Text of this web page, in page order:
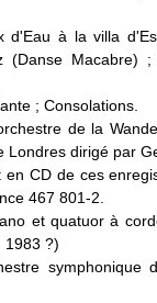
d'Eau à la villa
(Danse Macabre)
; Consolations.
de la
Londres dirigé par
CD de ces
467 801-2.
et quatuor à
1983 ?)
symphonique